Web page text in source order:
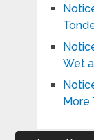
Wet
More